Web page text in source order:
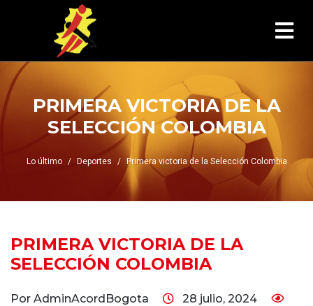
PRIMERA VICTORIA DE LA
SELECCIÓN COLOMBIA
Lo último Deportes Primera victoria de la Selección Colombia
PRIMERA VICTORIA DE LA
SELECCIÓN COLOMBIA
Por AdminAcordBogota
28 julio, 2024